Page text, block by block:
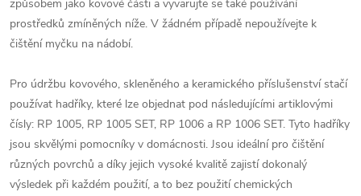
způsobem jako kovové části a vyvarujte se také používání
prostředků zmíněných níže. V žádném případě nepoužívejte k
čištění myčku na nádobí.
Pro údržbu kovového, skleněného a keramického příslušenství stačí
používat hadříky, které lze objednat pod následujícími artiklovými
čísly: RP 1005, RP 1005 SET, RP 1006 a RP 1006 SET. Tyto hadříky
jsou skvělými pomocníky v domácnosti. Jsou ideální pro čištění
různých povrchů a díky jejich vysoké kvalitě zajistí dokonalý
výsledek při každém použití, a to bez použití chemických